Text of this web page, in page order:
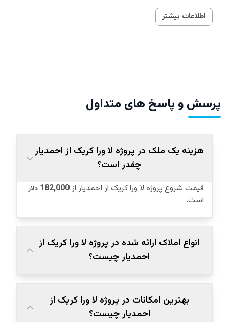
اطلاعات بیشتر
پرسش و پاسخ های متداول
هزینه یک ملک در پروژه لا ورا کریک از احمدیار
چقدر است؟
قیمت شروع پروژه لا ورا کریک از احمدیار از182,000 دلار
است.
انواع املاک ارائه شده در پروژه لا ورا کریک از
احمدیار چیست؟
بهترین امکانات در پروژه لا ورا کریک از
احمدیار چیست؟